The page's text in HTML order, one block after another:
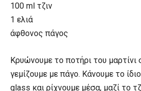
100 ml τζιν
1 ελιά
άφθονος πάγος
Κρυώνουμε το ποτήρι του μαρτίνι
γεμίζουμε με πάγο. Κάνουμε το
glass και ρίχνουμε μέσα, μαζί το